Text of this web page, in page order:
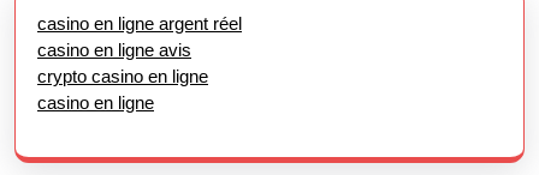
casino en ligne argent réel
casino en ligne avis
crypto casino en ligne
casino en ligne